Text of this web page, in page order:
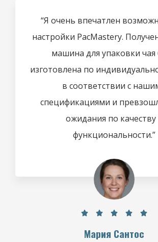
“Я очень впечатлен
настройки PacMastery.
машина для упаковки чая
изготовлена ​​по
в соответствии с
спецификациями и
ожидания по качеству
функциональности.”
    
Мария Сантос